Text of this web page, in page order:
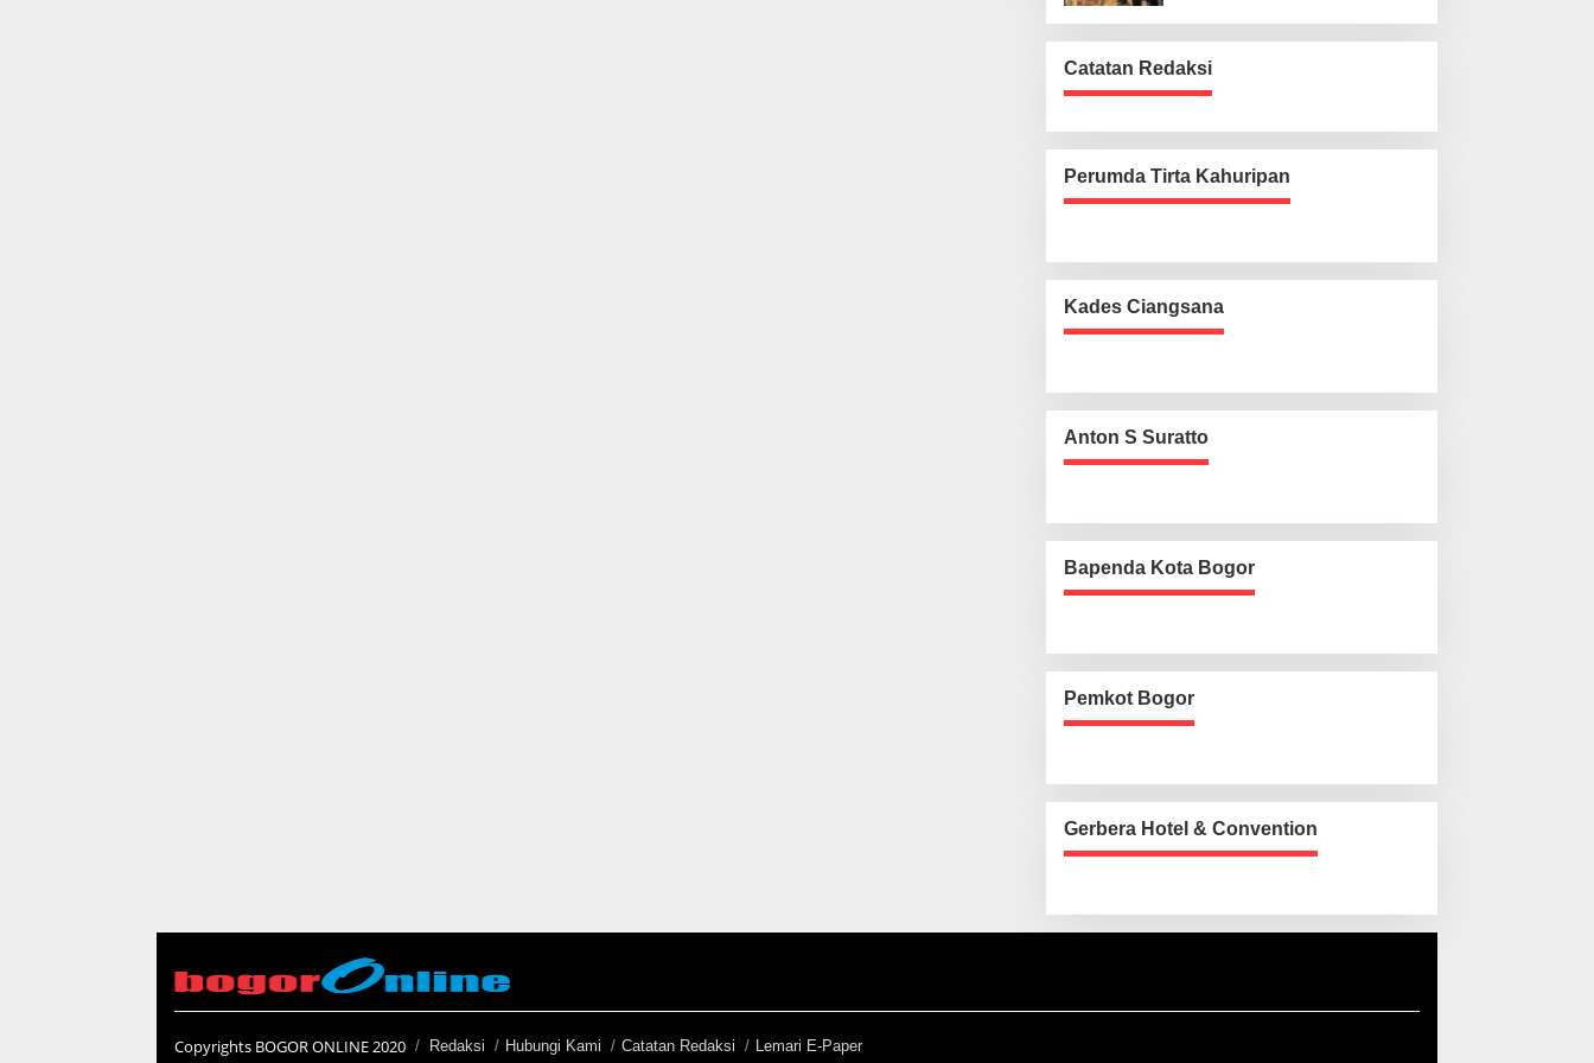
Catatan Redaksi
Perumda Tirta Kahuripan
Kades Ciangsana
Anton S Suratto
Bapenda Kota Bogor
Pemkot Bogor
Gerbera Hotel & Convention
Copyrights BOGOR ONLINE 2020 Redaksi Hubungi Kami Catatan Redaksi Lemari E-Paper